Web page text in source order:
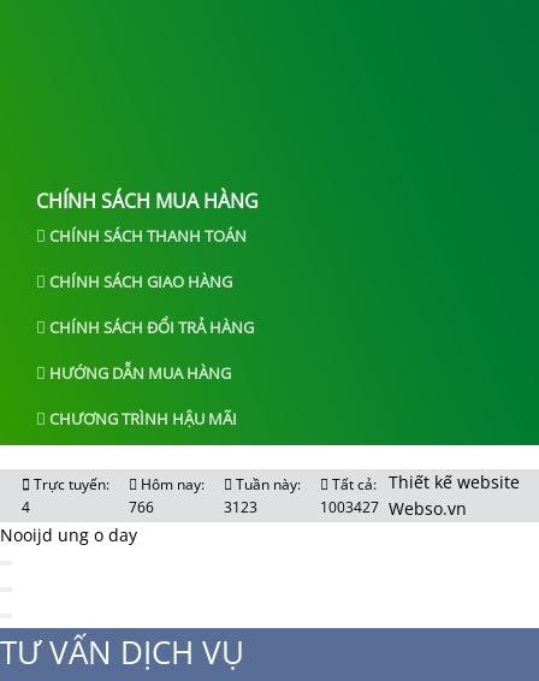
CHÍNH SÁCH MUA HÀNG
CHÍNH SÁCH THANH TOÁN
CHÍNH SÁCH GIAO HÀNG
CHÍNH SÁCH ĐỔI TRẢ HÀNG
HƯỚNG DẪN MUA HÀNG
CHƯƠNG TRÌNH HẬU MÃI
Trực tuyến:
4
Hôm nay:
766
Tuần này:
3123
Tất cả:
1003427
Thiết kế website
Webso.vn
Nooijd ung o day
TƯ VẤN DỊCH VỤ